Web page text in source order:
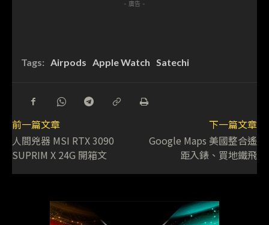
- 廣告 -
Tags: Airpods Apple Watch Satechi
前一篇文章
人間兇器 MSI RTX 3090
SUPRIM X 24G 開箱文
下一篇文章
Google Maps 美國整合遙
距入錶、買地鐵飛